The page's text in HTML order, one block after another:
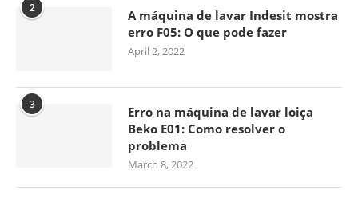
2
A máquina de lavar Indesit mostra
erro F05: O que pode fazer
April 2, 2022
3
Erro na máquina de lavar loiça
Beko E01: Como resolver o
problema
March 8, 2022